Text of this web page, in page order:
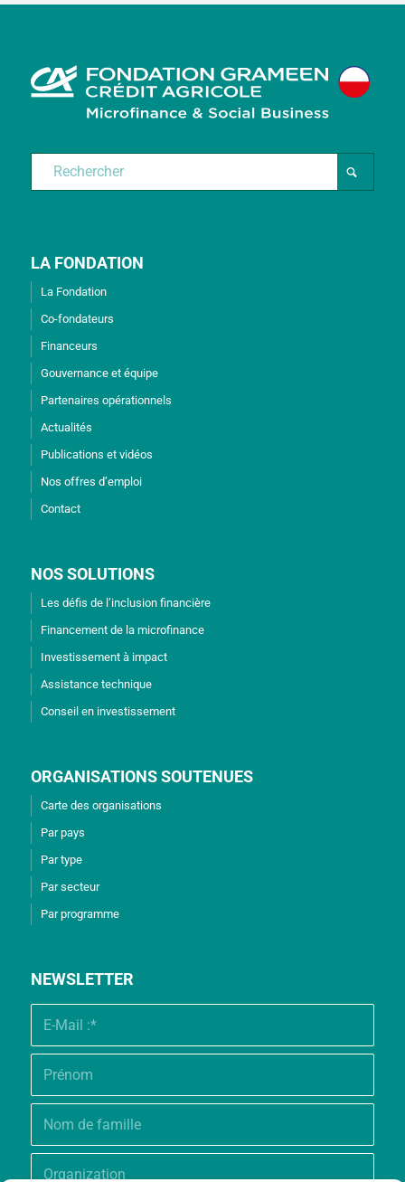
LA FONDATION
La Fondation
Co-fondateurs
Financeurs
Gouvernance et équipe
Partenaires opérationnels
Actualités
Publications et vidéos
Nos offres d’emploi
Contact
NOS SOLUTIONS
Les défis de l’inclusion financière
Financement de la microfinance
Investissement à impact
Assistance technique
Conseil en investissement
ORGANISATIONS SOUTENUES
Carte des organisations
Par pays
Par type
Par secteur
Par programme
NEWSLETTER